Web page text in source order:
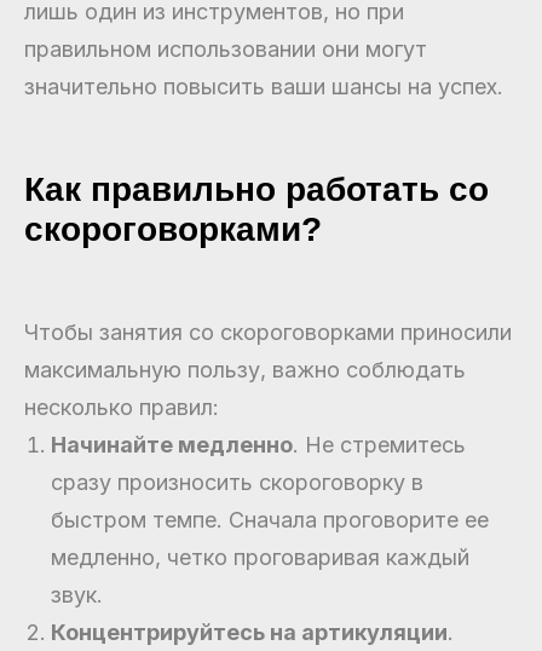
лишь один из инструментов, но при
правильном использовании они могут
значительно повысить ваши шансы на успех.
Как правильно работать со
скороговорками?
Чтобы занятия со скороговорками приносили
максимальную пользу, важно соблюдать
несколько правил:
Начинайте медленно. Не стремитесь
сразу произносить скороговорку в
быстром темпе. Сначала проговорите ее
медленно, четко проговаривая каждый
звук.
Концентрируйтесь на артикуляции.